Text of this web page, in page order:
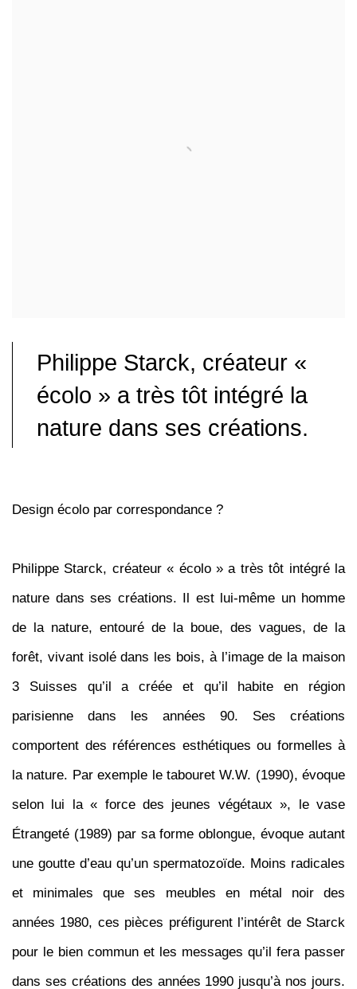
Philippe Starck, créateur «
écolo » a très tôt intégré la
nature dans ses créations.
Design écolo par correspondance ?
Philippe Starck, créateur « écolo » a très tôt intégré la
nature dans ses créations. Il est lui-même un homme
de la nature, entouré de la boue, des vagues, de la
forêt, vivant isolé dans les bois, à l’image de la maison
3 Suisses qu’il a créée et qu’il habite en région
parisienne dans les années 90. Ses créations
comportent des références esthétiques ou formelles à
la nature. Par exemple le tabouret W.W. (1990), évoque
selon lui la « force des jeunes végétaux », le vase
Étrangeté (1989) par sa forme oblongue, évoque autant
une goutte d’eau qu’un spermatozoïde. Moins radicales
et minimales que ses meubles en métal noir des
années 1980, ces pièces préfigurent l’intérêt de Starck
pour le bien commun et les messages qu’il fera passer
dans ses créations des années 1990 jusqu’à nos jours.